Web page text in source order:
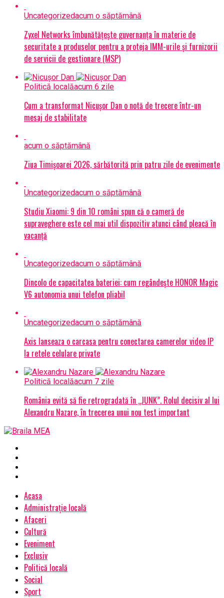
Uncategorizedacum o săptămână
Zyxel Networks îmbunătățește guvernanța în materie de
securitate a produselor pentru a proteja IMM-urile și furnizorii
de servicii de gestionare (MSP)
Politică localăacum 6 zile
Cum a transformat Nicușor Dan o notă de trecere într-un
mesaj de stabilitate
acum o săptămână
Ziua Timișoarei 2026, sărbătorită prin patru zile de evenimente
Uncategorizedacum o săptămână
Studiu Xiaomi: 9 din 10 români spun că o cameră de
supraveghere este cel mai util dispozitiv atunci când pleacă în
vacanță
Uncategorizedacum o săptămână
Dincolo de capacitatea bateriei: cum regândește HONOR Magic
V6 autonomia unui telefon pliabil
Uncategorizedacum o săptămână
Axis lanseaza o carcasa pentru conectarea camerelor video IP
la retele celulare private
Politică localăacum 7 zile
România evită să fie retrogradată în „JUNK”. Rolul decisiv al lui
Alexandru Nazare, în trecerea unui nou test important
Acasa
Administrație locală
Afaceri
Cultură
Eveniment
Exclusiv
Politică locală
Social
Sport